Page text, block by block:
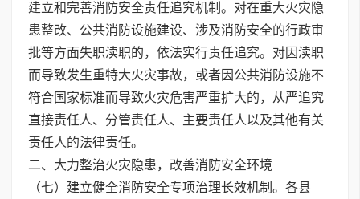
建立和完善消防安全责任追究机制。对在重大火灾隐
患整改、公共消防设施建设、涉及消防安全的行政审
批等方面失职渎职的，依法实行责任追究。对因渎职
而导致发生重特大火灾事故，或者因公共消防设施不
符合国家标准而导致火灾危害严重扩大的，从严追究
直接责任人、分管责任人、主要责任人以及其他有关
责任人的法律责任。
二、大力整治火灾隐患，改善消防安全环境
（七）建立健全消防安全专项治理长效机制。各县